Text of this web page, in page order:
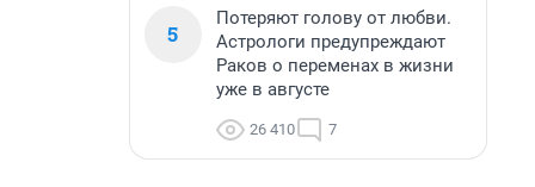
5
Потеряют голову от любви.
Астрологи предупреждают
Раков о переменах в жизни
уже в августе
26 410 7